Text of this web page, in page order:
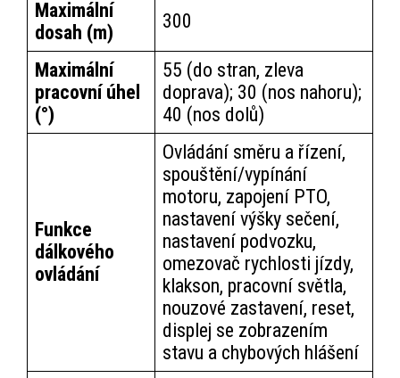
Maximální
dosah (m)
300
Maximální
pracovní úhel
(°)
55 (do stran, zleva
doprava); 30 (nos nahoru);
40 (nos dolů)
Funkce
dálkového
ovládání
Ovládání směru a řízení,
spouštění/vypínání
motoru, zapojení PTO,
nastavení výšky sečení,
nastavení podvozku,
omezovač rychlosti jízdy,
klakson, pracovní světla,
nouzové zastavení, reset,
displej se zobrazením
stavu a chybových hlášení